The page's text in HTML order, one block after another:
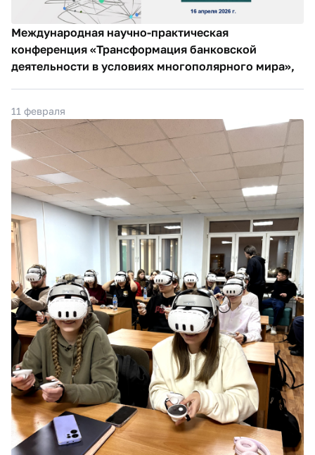
Международная научно-практическая
конференция «Трансформация банковской
деятельности в условиях многополярного мира»,
11 февраля